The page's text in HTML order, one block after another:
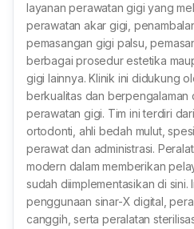
layanan perawatan gigi yang
perawatan akar gigi,
pemasangan gigi palsu,
berbagai prosedur estetika
gigi lainnya. Klinik ini didukung
berkualitas dan berpengalaman
perawatan gigi. Tim ini terdiri
ortodonti, ahli bedah mulut,
perawat dan administrasi.
modern dalam memberikan
sudah diimplementasikan di sini.
penggunaan sinar-X digital,
canggih, serta peralatan